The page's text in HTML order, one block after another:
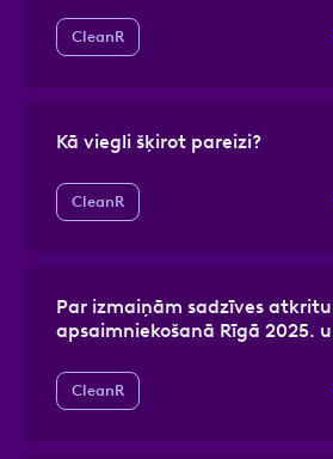
CleanR
Kā viegli šķirot pareizi?
CleanR
Par izmaiņām sadzīves
apsaimniekošanā Rīgā 2025.
CleanR